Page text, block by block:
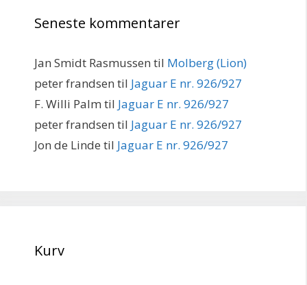
Seneste kommentarer
Jan Smidt Rasmussen til Molberg (Lion)
peter frandsen til Jaguar E nr. 926/927
F. Willi Palm til Jaguar E nr. 926/927
peter frandsen til Jaguar E nr. 926/927
Jon de Linde til Jaguar E nr. 926/927
Kurv